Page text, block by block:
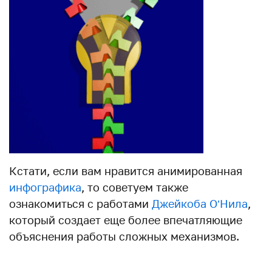
Кстати, если вам нравится анимированная
инфографика, то советуем также
ознакомиться с работами Джейкоба О’Нила,
который создает еще более впечатляющие
объяснения работы сложных механизмов.